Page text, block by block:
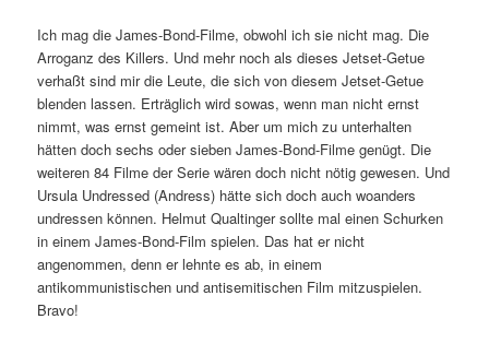
Ich mag die James-Bond-Filme, obwohl ich sie nicht mag. Die
Arroganz des Killers. Und mehr noch als dieses Jetset-Getue
verhaßt sind mir die Leute, die sich von diesem Jetset-Getue
blenden lassen. Erträglich wird sowas, wenn man nicht ernst
nimmt, was ernst gemeint ist. Aber um mich zu unterhalten
hätten doch sechs oder sieben James-Bond-Filme genügt. Die
weiteren 84 Filme der Serie wären doch nicht nötig gewesen. Und
Ursula Undressed (Andress) hätte sich doch auch woanders
undressen können. Helmut Qualtinger sollte mal einen Schurken
in einem James-Bond-Film spielen. Das hat er nicht
angenommen, denn er lehnte es ab, in einem
antikommunistischen und antisemitischen Film mitzuspielen.
Bravo!